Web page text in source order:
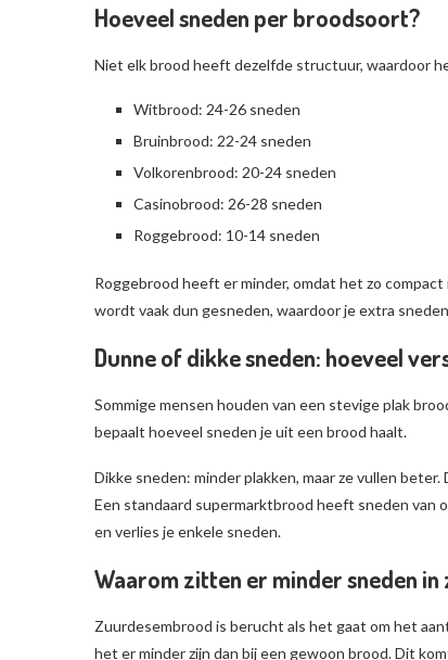
Hoeveel sneden per broodsoort?
Niet elk brood heeft dezelfde structuur, waardoor
Witbrood: 24-26 sneden
Bruinbrood: 22-24 sneden
Volkorenbrood: 20-24 sneden
Casinobrood: 26-28 sneden
Roggebrood: 10-14 sneden
Roggebrood heeft er minder, omdat het zo
wordt vaak dun gesneden, waardoor je extra
Dunne of dikke sneden: hoeveel
Sommige mensen houden van een stevige plak
bepaalt hoeveel sneden je uit een brood haalt.
Dikke sneden: minder plakken, maar ze vullen
Een standaard supermarktbrood heeft sneden van
en verlies je enkele sneden.
Waarom zitten er minder sneden
Zuurdesembrood is berucht als het gaat om het
het er minder zijn dan bij een gewoon brood. Dit